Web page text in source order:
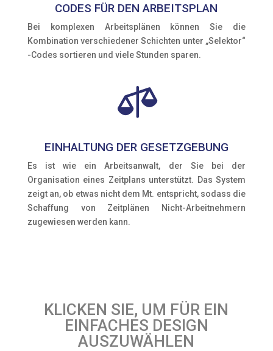
CODES FÜR DEN ARBEITSPLAN
Bei komplexen Arbeitsplänen können Sie die
Kombination verschiedener Schichten unter „Selektor“
-Codes sortieren und viele Stunden sparen.

EINHALTUNG DER GESETZGEBUNG
Es ist wie ein Arbeitsanwalt, der Sie bei der
Organisation eines Zeitplans unterstützt. Das System
zeigt an, ob etwas nicht dem Mt. entspricht, sodass die
Schaffung von Zeitplänen Nicht-Arbeitnehmern
zugewiesen werden kann.
KLICKEN SIE, UM FÜR EIN
EINFACHES DESIGN
AUSZUWÄHLEN